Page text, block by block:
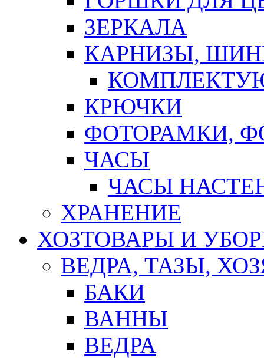
ЗЕРКАЛА
КАРНИЗЫ,
КРЮЧКИ
ФОТОРАМКИ,
ЧАСЫ
ЧАСЫ
ХРАНЕНИЕ
ХОЗТОВАРЫ И
ВЕДРА, ТАЗЫ,
БАКИ
ВАННЫ
ВЕДРА